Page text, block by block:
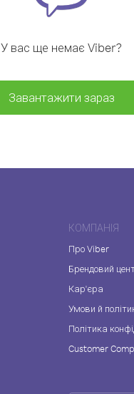
У вас ще немає Viber?
Завантажити зараз
КОМПАНІЯ
Про Viber
Брендовий
Кар'єра
Умови й
Політика
Customer